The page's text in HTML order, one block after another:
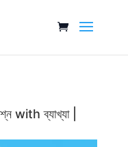
with ব্যাখ্যা |